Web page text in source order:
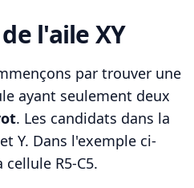
l'aile XY
par trouver une
ayant seulement deux
. Les candidats dans la
Y. Dans l'exemple ci-
R5-C5.